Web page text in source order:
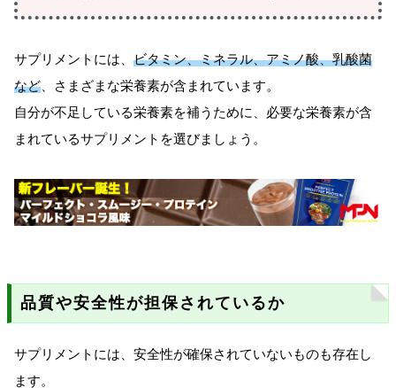
サプリメントには、 ビタミン、ミネラル、アミノ酸、乳酸菌
など 、さまざまな栄養素が含まれています。
自分が不足している栄養素を補うために、必要な栄養素が含
まれているサプリメントを選びましょう。
品質や安全性が担保されているか
サプリメントには、安全性が確保されていないものも存在し
ます。